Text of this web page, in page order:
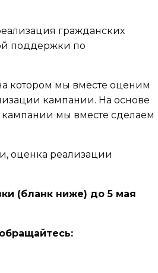
гражданских
поддержки по
котором мы вместе оценим
кампании. На основе
кампании мы вместе сделаем
оценка реализации
(бланк ниже) до5 мая